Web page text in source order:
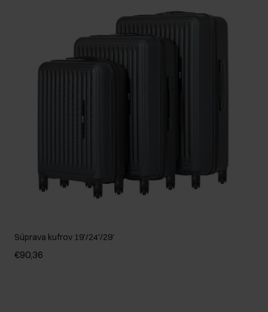
Súprava kufrov 19'/24'/29'
€90,36